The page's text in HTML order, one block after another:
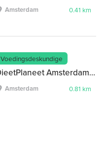
Amsterdam 0.41 km
Voedingsdeskundige
DieetPlaneet Amsterdam Noord
Amsterdam 0.81 km